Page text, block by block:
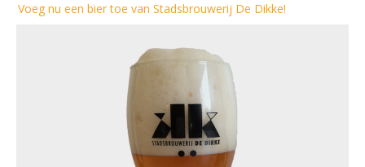
Voeg nu een bier toe van Stadsbrouwerij De Dikke!